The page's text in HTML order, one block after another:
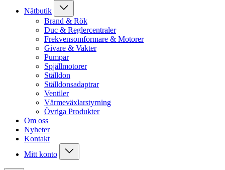
Nätbutik
Brand & Rök
Duc & Reglercentraler
Frekvensomformare & Motorer
Givare & Vakter
Pumpar
Spjällmotorer
Ställdon
Ställdonsadaptrar
Ventiler
Värmeväxlarstyrning
Övriga Produkter
Om oss
Nyheter
Kontakt
Mitt konto